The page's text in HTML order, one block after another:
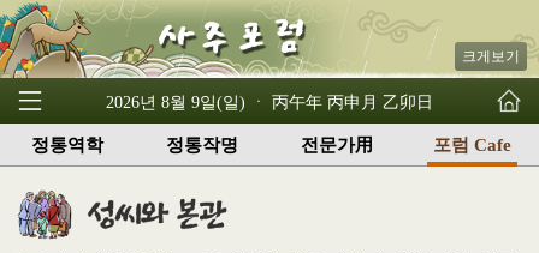
크게보기
2026년 8월 9일(일) ㆍ 丙午年 丙申月 乙卯日
정통역학 정통작명 전문가用 포럼 Cafe